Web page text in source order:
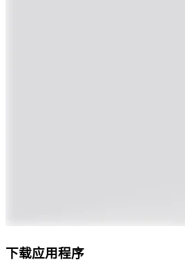
下载应用程序